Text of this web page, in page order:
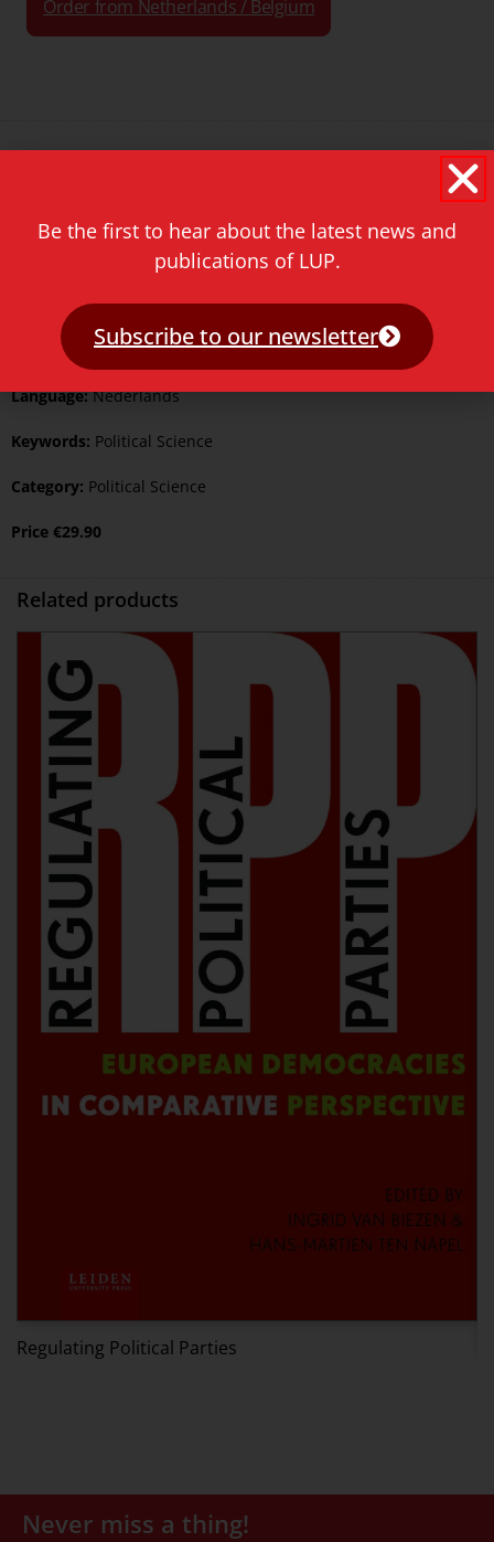
Order from Netherlands / Belgium
Pages:
248
ISBN Print:9789087283421
Published:13 December 2019
Language:Nederlands
Keywords: Political Science
Category: Political Science
Price €29.90
Related products
Regulating Political Parties
Never miss a thing!
Be the first to hear about the latest news and
publications of LUP.
Subscribe to our newsletter